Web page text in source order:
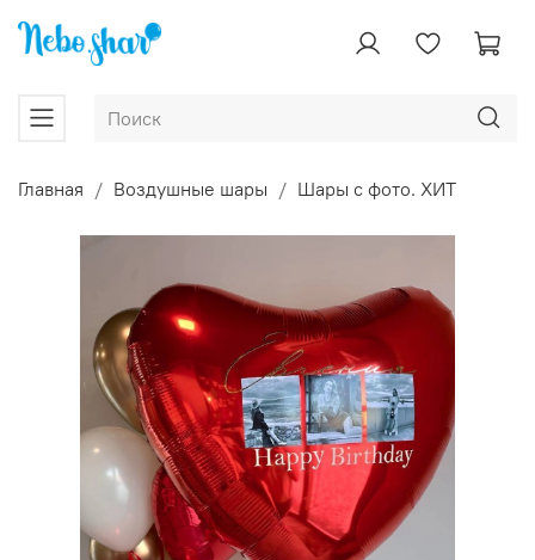
Главная Воздушные шары Шары с фото. ХИТ